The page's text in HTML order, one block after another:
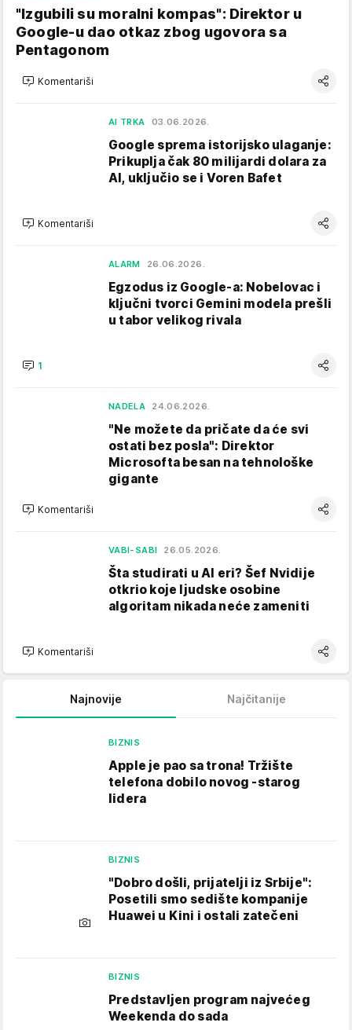
"Izgubili su moralni kompas": Direktor u
Google-u dao otkaz zbog ugovora sa
Pentagonom
Komentariši
AI TRKA 03.06.2026.
Google sprema istorijsko ulaganje:
Prikuplja čak 80 milijardi dolara za
AI, uključio se i Voren Bafet
Komentariši
ALARM 26.06.2026.
Egzodus iz Google-a: Nobelovac i
ključni tvorci Gemini modela prešli
u tabor velikog rivala
1
NADELA 24.06.2026.
"Ne možete da pričate da će svi
ostati bez posla": Direktor
Microsofta besan na tehnološke
gigante
Komentariši
VABI-SABI 26.05.2026.
Šta studirati u AI eri? Šef Nvidije
otkrio koje ljudske osobine
algoritam nikada neće zameniti
Komentariši
Najnovije Najčitanije
BIZNIS
Apple je pao sa trona! Tržište
telefona dobilo novog -starog
lidera
BIZNIS
"Dobro došli, prijatelji iz Srbije":
Posetili smo sedište kompanije
Huawei u Kini i ostali zatečeni
BIZNIS
Predstavljen program najvećeg
Weekenda do sada